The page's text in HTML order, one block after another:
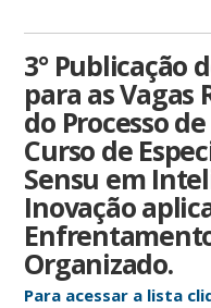
3° Publicação
para as Vagas
do Processo
Curso de
Sensu em
Inovação
Organizado.
Para acessar a lista